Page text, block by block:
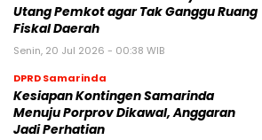
Utang Pemkot agar Tak Ganggu Ruang
Fiskal Daerah
Senin, 20 Jul 2026 - 00:38 WIB
DPRD Samarinda
Kesiapan Kontingen Samarinda
Menuju Porprov Dikawal, Anggaran
Jadi Perhatian